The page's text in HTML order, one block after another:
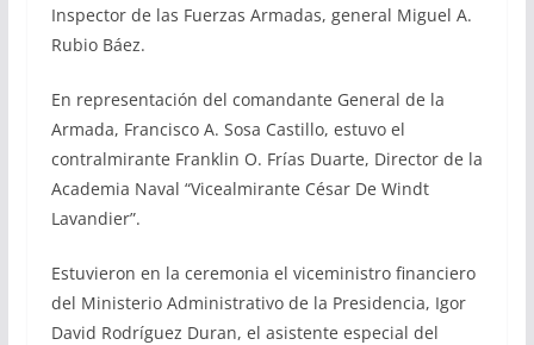
Inspector de las Fuerzas Armadas, general Miguel A.
Rubio Báez.
En representación del comandante General de la
Armada, Francisco A. Sosa Castillo, estuvo el
contralmirante Franklin O. Frías Duarte, Director de la
Academia Naval “Vicealmirante César De Windt
Lavandier”.
Estuvieron en la ceremonia el viceministro financiero
del Ministerio Administrativo de la Presidencia, Igor
David Rodríguez Duran, el asistente especial del